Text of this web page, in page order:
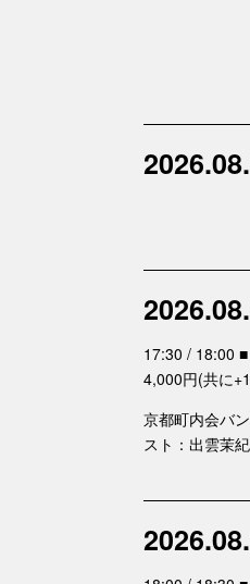
17:30 / 18:00
4,000円(共に
京都町内会バ
スト：出雲茉